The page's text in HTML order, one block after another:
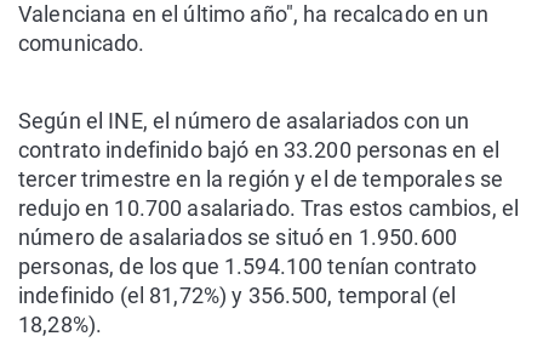
Valenciana en el último año", ha recalcado en un
comunicado.
Según el INE, el número de asalariados con un
contrato indefinido bajó en 33.200 personas en el
tercer trimestre en la región y el de temporales se
redujo en 10.700 asalariado. Tras estos cambios, el
número de asalariados se situó en 1.950.600
personas, de los que 1.594.100 tenían contrato
indefinido (el 81,72%) y 356.500, temporal (el
18,28%).